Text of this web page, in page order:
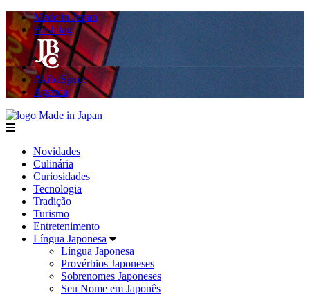
Made in Japan
Hashitag
AkibaSpace
Agenda
menu
Novidades
Culinária
Curiosidades
Tecnologia
Tradição
Turismo
Entretenimento
Língua Japonesa
Língua Japonesa
Provérbios Japoneses
Sobrenomes Japoneses
Seu Nome em Japonês